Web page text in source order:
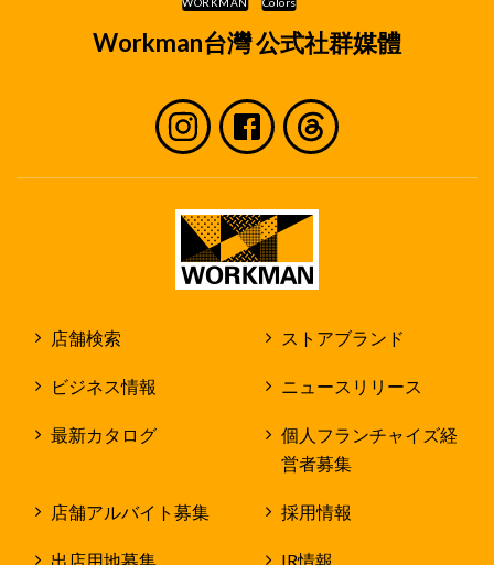
Workman台灣 公式社群媒體
店舗検索 ストアブランド
ビジネス情報 ニュースリリース
最新カタログ
個人フランチャイズ経
営者募集
店舗アルバイト募集 採用情報
出店用地募集 IR情報